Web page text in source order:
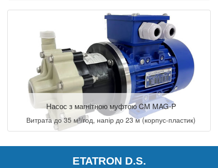
Насос з магнітною муфтою CM MAG-P
Витрата до 35 м³/год, напір до 23 м (корпус-пластик)
ETATRON D.S.